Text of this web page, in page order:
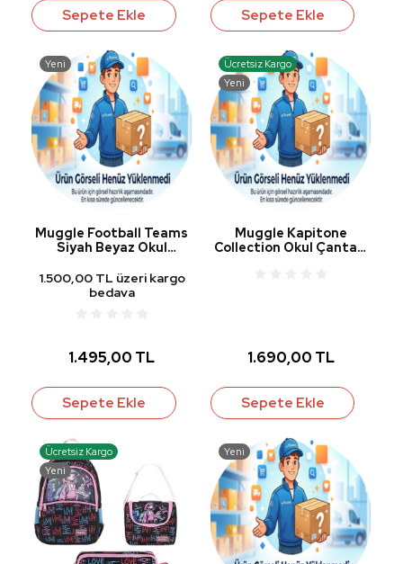
Sepete Ekle Sepete Ekle
Yeni
Muggle Football Teams
Siyah Beyaz Okul
1.500,00 TL üzeri kargo
bedava
1.495,00 TL
Sepete Ekle
Ücretsiz Kargo
Yeni
Muggle Kapitone
Collection Okul Çantası
1.690,00 TL
Sepete Ekle
Ücretsiz Kargo
Yeni
Yeni